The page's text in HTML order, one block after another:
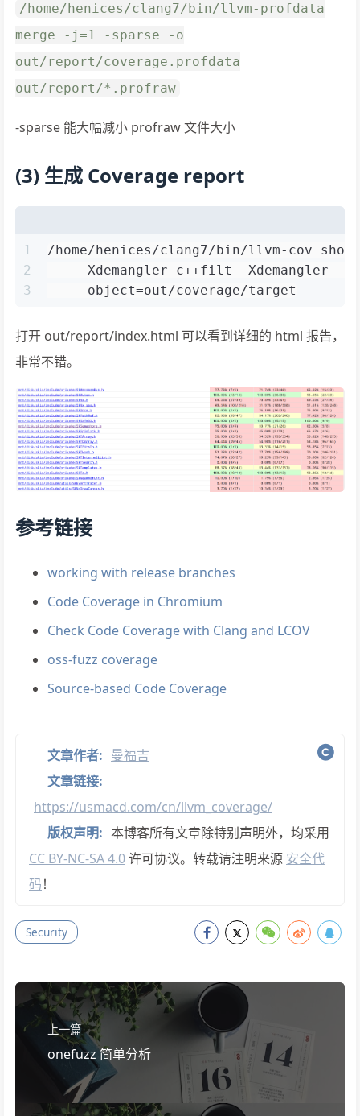
/home/henices/clang7/bin/llvm-profdata
merge -j=1 -sparse -o
out/report/coverage.profdata
out/report/*.profraw
-sparse 能大幅减小 profraw 文件大小
(3) 生成 Coverage report
1
2
3
/home/henices/clang7/bin/llvm-cov
-Xdemangler c++filt -Xdemangler -
    -object=out/coverage/target
打开 out/report/index.html 可以看到详细的 html 报告，
非常不错。
参考链接
working with release branches
Code Coverage in Chromium
Check Code Coverage with Clang and LCOV
oss-fuzz coverage
Source-based Code Coverage
文章作者: 曼福吉
文章链接:
https://usmacd.com/cn/llvm_coverage/
版权声明: 本博客所有文章除特别声明外，均采用
CC BY-NC-SA 4.0许可协议。转载请注明来源 安全代
码！
Security
上一篇
onefuzz 简单分析